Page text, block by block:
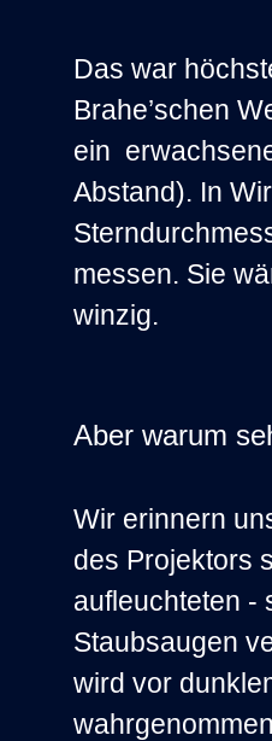
Das war
Brahe’schen
ein
Abstand). In
messen. Sie
winzig.
Aber warum
Wir erinnern
des Projektors
aufleuchteten -
Staubsaugen
wird vor